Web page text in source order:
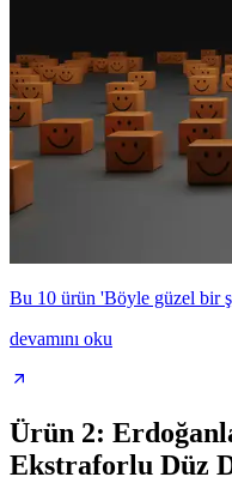
Bu 10 ürün 'Böyle güzel bir
devamını oku
Ürün 2:
Ekstraforlu Düz